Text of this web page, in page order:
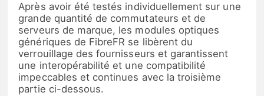
Après avoir été testés individuellement sur une
grande quantité de commutateurs et de
serveurs de marque, les modules optiques
génériques de FibreFR se libèrent du
verrouillage des fournisseurs et garantissent
une interopérabilité et une compatibilité
impeccables et continues avec la troisième
partie ci-dessous.